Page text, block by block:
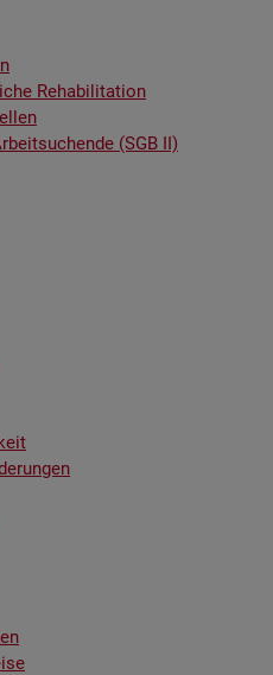
Re­ha­bi­li­ta­ti­on
(SGB II)